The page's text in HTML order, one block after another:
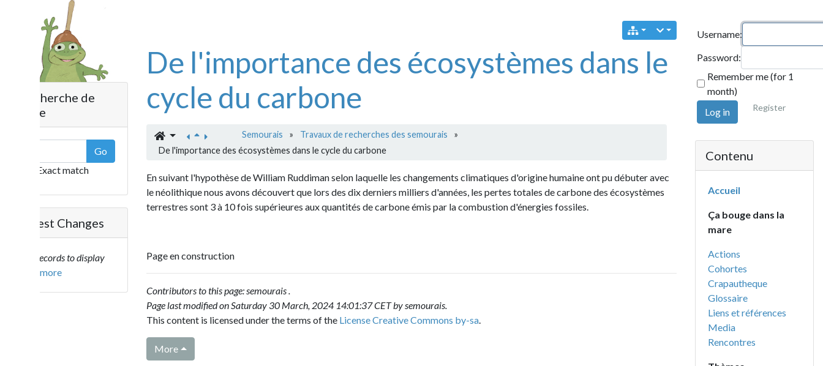
De l'importance des écosystèmes dans le
cycle du carbone
Semourais » Travaux de recherches des semourais »
De l'importance des écosystèmes dans le cycle du carbone
En suivant l'hypothèse de William Ruddiman selon laquelle les changements climatiques d'origine humaine ont pu débuter avec
le néolithique nous avons découvert que lors des dix derniers milliers d'années, les pertes totales de carbone des écosystèmes
terrestres sont 3 à 10 fois supérieures aux quantités de carbone émis par la combustion d'énergies fossiles.
Page en construction
Contributors to this page:semourais .
Page last modified on Saturday 30 March, 2024 14:01:37 CET bysemourais .
This content is licensed under the terms of theLicense Creative Commons by-sa.
de
match
Changes
to display
Username:
Password:
Remember me (for 1
month)
Register
Contenu
Ça bouge dans la
Crapautheque
Liens et références
Rencontres